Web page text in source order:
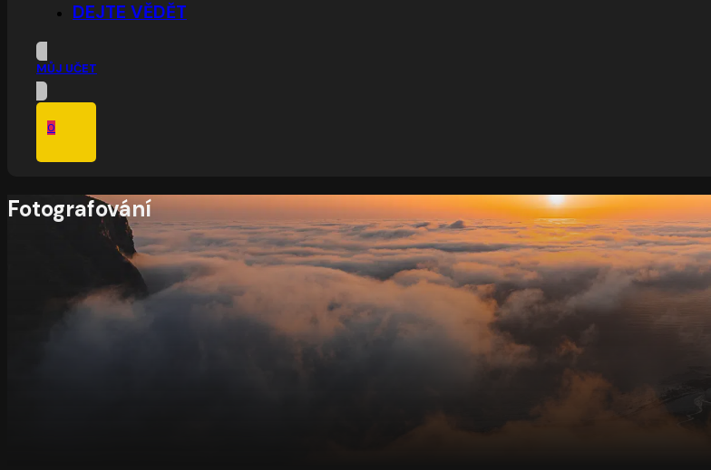
DEJTE VĚDĚT
MŮJ UČET
0
V košíku nic není.
Fotografování